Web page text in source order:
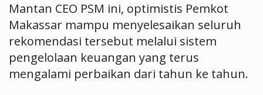
Mantan CEO PSM ini, optimistis Pemkot
Makassar mampu menyelesaikan seluruh
rekomendasi tersebut melalui sistem
pengelolaan keuangan yang terus
mengalami perbaikan dari tahun ke tahun.